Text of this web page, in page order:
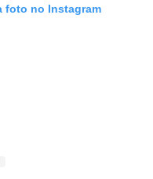
foto no Instagram